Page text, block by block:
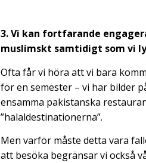
3. Vi kan fortfarande
muslimskt samtidigt som vi
Ofta får vi höra att vi bara
för en semester – vi har bilder
ensamma pakistanska
”halaldestinationerna”.
Men varför måste detta vara
att besöka begränsar vi också